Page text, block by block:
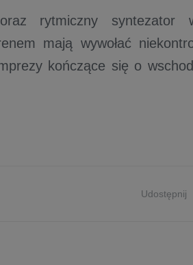
rytmiczny syntezator
mają wywołać
kończące się o
Udostępnij